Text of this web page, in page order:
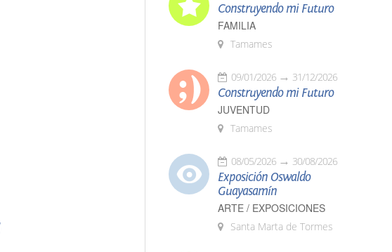
Construyendo mi Futuro
FAMILIA
Tamames
09/01/2026 31/12/2026
Construyendo mi Futuro
JUVENTUD
Tamames
08/05/2026 30/08/2026
Exposición Oswaldo
Guayasamín
ARTE / EXPOSICIONES
Santa Marta de Tormes